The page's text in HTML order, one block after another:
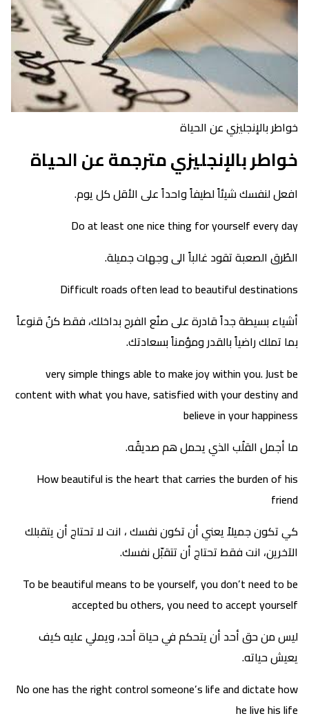
خواطر بالإنجليزي عن الحياة
خواطر بالإنجليزي مترجمة عن الحياة
افعل لنفسك شيئاً لطيفاً واحداً على الأقل كل يوم.
Do at least one nice thing for yourself every day
الطُرق الصعبة تقود غالباً الى وجهات جميلة.
Difficult roads often lead to beautiful destinations
أشياء بسيطة جداً قادرة على صنُع الفرح بداخلك، فقط كنُ قنوعاً
بما تملك راضياً بالقدر ومؤمناً بسعادتك.
very simple things able to make joy within you. Just be
content with what you have, satisfied with your destiny and
believe in your happiness
ما أجمل القلُب الذي يحمل هم صديقُه.
How beautiful is the heart that carries the burden of his
friend
كي تكون جميلاً يعني أن تكون نفسك ، انت لا تحتاج أن يتقبلك
الآخرين، انت فقط تحتاج أن تتقبّل نفسك.
To be beautiful means to be yourself, you don’t need to be
accepted bu others, you need to accept yourself
ليس من حق أحد أن يتحكم في حياة أحد، ويملي عليه كيف
يعيش حياته.
No one has the right control someone’s life and dictate how
he live his life